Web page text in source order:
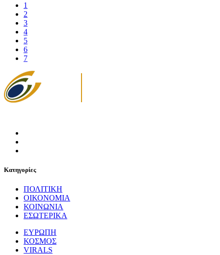
1
2
3
4
5
6
7
Κατηγορίες
ΠΟΛΙΤΙΚΗ
ΟΙΚΟΝΟΜΙΑ
ΚΟΙΝΩΝΙΑ
ΕΣΩΤΕΡΙΚΑ
ΕΥΡΩΠΗ
ΚΟΣΜΟΣ
VIRALS